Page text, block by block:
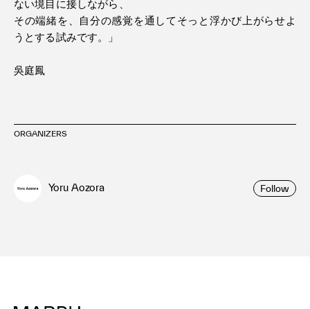
ない境目に接しながら、
その端緒を、自分の感覚を通してそっと浮かび上がらせよ
うとする試みです。」
吳庭鳳
ORGANIZERS
Yoru Aozora Follow